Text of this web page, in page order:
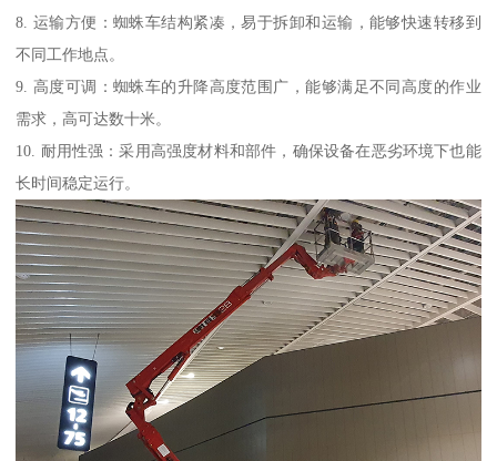
8. 运输方便：蜘蛛车结构紧凑，易于拆卸和运输，能够快速转移到
不同工作地点。
9. 高度可调：蜘蛛车的升降高度范围广，能够满足不同高度的作业
需求，高可达数十米。
10. 耐用性强：采用高强度材料和部件，确保设备在恶劣环境下也能
长时间稳定运行。